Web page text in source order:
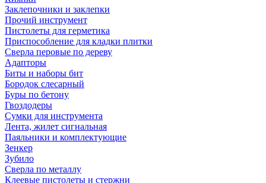
Заклепочники и заклепки
Прочий инструмент
Пистолеты для герметика
Приспособление для кладки плитки
Сверла перовые по дереву
Адапторы
Биты и наборы бит
Бородок слесарный
Буры по бетону
Гвоздодеры
Сумки для инструмента
Лента, жилет сигнальная
Паяльники и комплектующие
Зенкер
Зубило
Сверла по металлу
Клеевые пистолеты и стержни